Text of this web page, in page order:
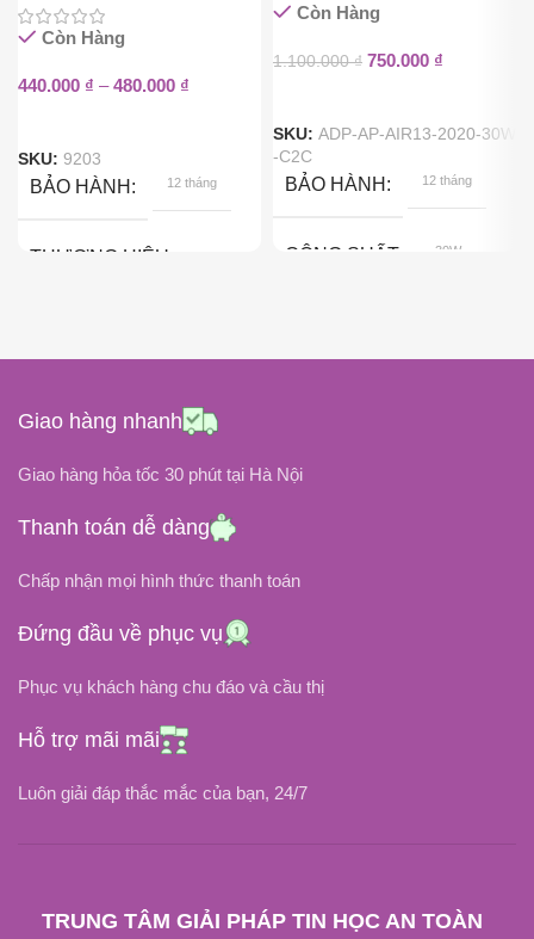
Còn Hàng
440.000 ₫ – 480.000 ₫
SKU: 9203
BẢO HÀNH 12 tháng
THƯƠNG HIỆU
ĐIỆN ÁP ĐẦU VÀO
100V ~ 240V
DÒNG ĐIỆN 6.75A
LOẠI SẠC OEM, ZIN
Còn Hàng
1.100.000₫ 750.000 ₫
SKU: ADP-AP-AIR13-2020-30W
-C2C
BẢO HÀNH 12 tháng
CÔNG SUẤT 30W
DÒNG ĐIỆN
CHÂN CẮM
Giao hàng nhanh
Giao hàng hỏa tốc 30 phút tại Hà Nội
Thanh toán dễ dàng
Chấp nhận mọi hình thức thanh toán
Đứng đầu về phục vụ
Phục vụ khách hàng chu đáo và cầu thị
Hỗ trợ mãi mãi
Luôn giải đáp thắc mắc của bạn, 24/7
TRUNG TÂM GIẢI PHÁP TIN HỌC AN TOÀN